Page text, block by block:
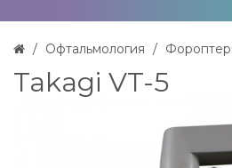
Офтальмология
Takagi VT-5